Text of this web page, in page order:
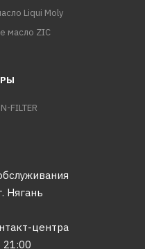
Liqui Moly
масло ZIC
FILTER
Нягань
центра
21:00